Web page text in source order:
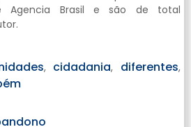
Agencia Brasil e são de total
, cidadania, diferentes,